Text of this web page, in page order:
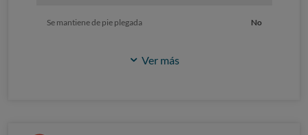
Se mantiene de pie plegada No
Ver más